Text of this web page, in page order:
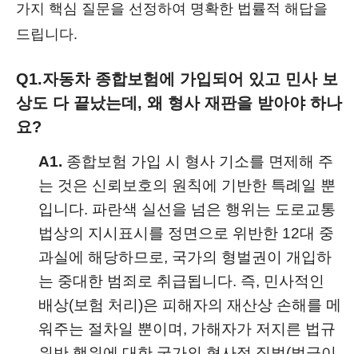
가지 핵심 질문을 선정하여 명확한 법률적 해답을
드립니다.
Q1.자동차 종합보험에 가입되어 있고 민사 보
상도 다 끝났는데, 왜 형사 재판을 받아야 하나
요?
A1. 종합보험 가입 시 형사 기소를 면제해 주
는 것은 신뢰보호의 원칙에 기반한 특례일 뿐
입니다. 파란색 실선을 넘은 행위는 도로교통
법상의 지시표시를 정면으로 위반한 12대 중
과실에 해당하므로, 국가의 형벌권이 개입하
는 중대한 범죄로 취급됩니다. 즉, 민사적인
배상(보험 처리)은 피해자의 재산상 손해를 메
워주는 절차일 뿐이며, 가해자가 저지른 법규